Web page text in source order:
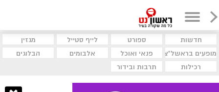
חדשות ספורט לייף סטייל
מגזין
מופעים בראשל"צ
פנאי ואוכל אלבומים
הבלוגים
רכילות
תרבות ובידור